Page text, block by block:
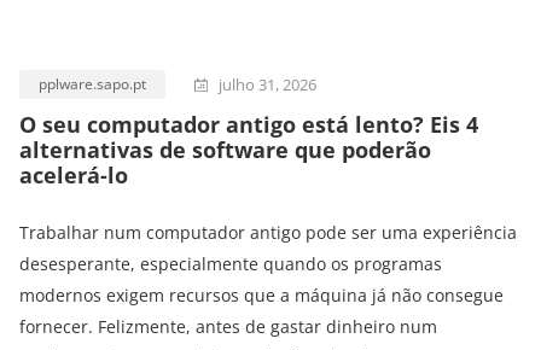
pplware.sapo.pt julho 31, 2026
O seu computador antigo está lento? Eis 4
alternativas de software que poderão
acelerá-lo
Trabalhar num computador antigo pode ser uma experiência
desesperante, especialmente quando os programas
modernos exigem recursos que a máquina já não consegue
fornecer. Felizmente, antes de gastar dinheiro num